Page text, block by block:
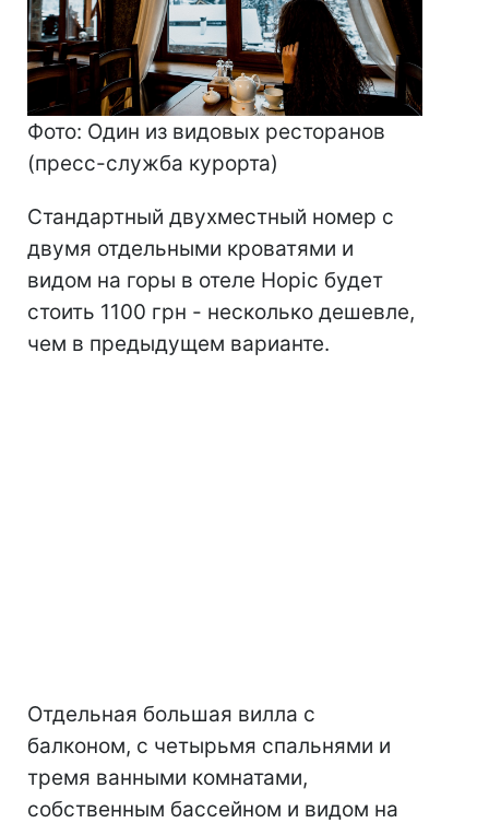
Фото: Один из видовых ресторанов
(пресс-служба курорта)
Стандартный двухместный номер с
двумя отдельными кроватями и
видом на горы в отеле Норіс будет
стоить 1100 грн - несколько дешевле,
чем в предыдущем варианте.
Отдельная большая вилла с
балконом, с четырьмя спальнями и
тремя ванными комнатами,
собственным бассейном и видом на